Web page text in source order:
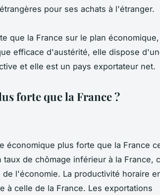
pour ses achats à l'étranger.
que la France sur le plan
efficace d'austérité, elle dispose
et elle est un pays exportateur net.
forte que la France ?
économique plus forte que la France
de chômage inférieur à la France,
l'économie. La productivité horaire
à celle de la France. Les exportations